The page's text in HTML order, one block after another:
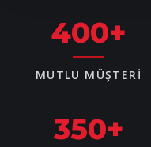
400+
MUTLU MÜŞTERI
350+